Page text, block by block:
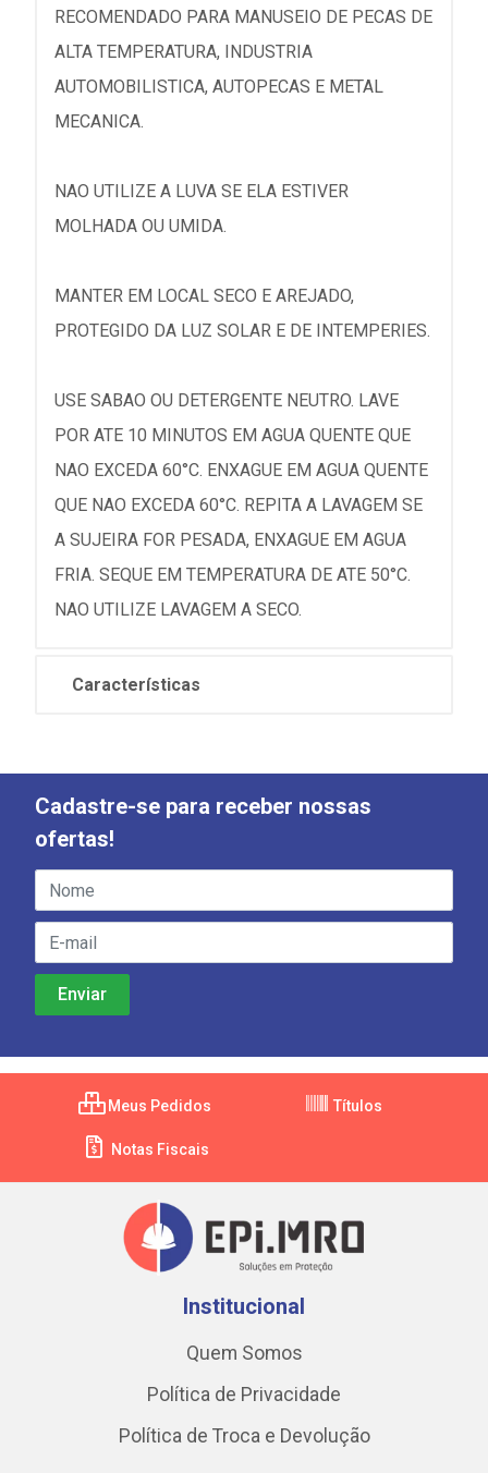
RECOMENDADO PARA MANUSEIO DE PECAS DE
ALTA TEMPERATURA, INDUSTRIA
AUTOMOBILISTICA, AUTOPECAS E METAL
MECANICA.
NAO UTILIZE A LUVA SE ELA ESTIVER
MOLHADA OU UMIDA.
MANTER EM LOCAL SECO E AREJADO,
PROTEGIDO DA LUZ SOLAR E DE INTEMPERIES.
USE SABAO OU DETERGENTE NEUTRO. LAVE
POR ATE 10 MINUTOS EM AGUA QUENTE QUE
NAO EXCEDA 60°C. ENXAGUE EM AGUA QUENTE
QUE NAO EXCEDA 60°C. REPITA A LAVAGEM SE
A SUJEIRA FOR PESADA, ENXAGUE EM AGUA
FRIA. SEQUE EM TEMPERATURA DE ATE 50°C.
NAO UTILIZE LAVAGEM A SECO.
Características
Cadastre-se para receber nossas
ofertas!
Meus Pedidos Títulos
Notas Fiscais
Institucional
Quem Somos
Política de Privacidade
Política de Troca e Devolução